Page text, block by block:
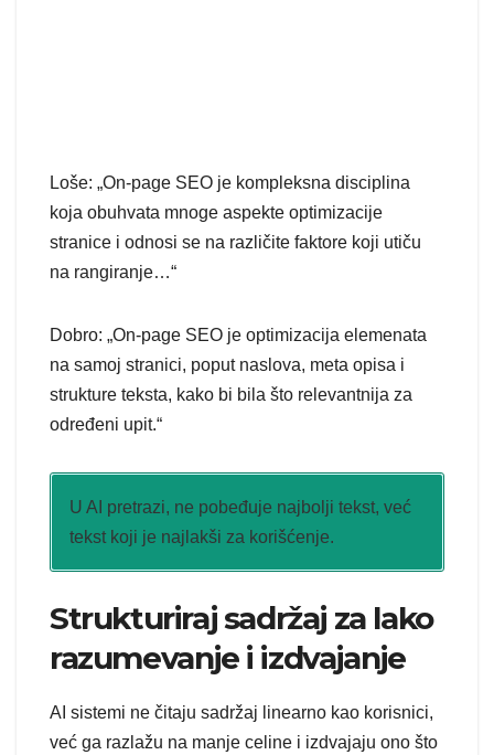
Loše: „On-page SEO je kompleksna disciplina
koja obuhvata mnoge aspekte optimizacije
stranice i odnosi se na različite faktore koji utiču
na rangiranje…“
Dobro: „On-page SEO je optimizacija elemenata
na samoj stranici, poput naslova, meta opisa i
strukture teksta, kako bi bila što relevantnija za
određeni upit.“
U AI pretrazi, ne pobeđuje najbolji tekst, već
tekst koji je najlakši za korišćenje.
Strukturiraj sadržaj za lako
razumevanje i izdvajanje
AI sistemi ne čitaju sadržaj linearno kao korisnici,
već ga razlažu na manje celine i izdvajaju ono što